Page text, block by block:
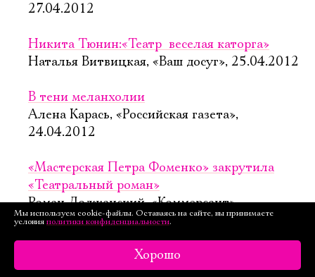
27.04.2012
Никита Тюнин:«Театр  веселая каторга»
Наталья Витвицкая, «Ваш досуг», 25.04.2012
В тени меланхолии
Алена Карась, «Российская газета»,
24.04.2012
«Мастерская Петра Фоменко» закрутила
«Театральный роман»
Роман Должанский, «Коммерсант»,
24.04.2012
Роман с театром: Михаил Булгаков и Петр
Фоменко
Мы используем cookie-файлы. Оставаясь на сайте, вы принимаете
условия политики конфиденциальности.
Хорошо